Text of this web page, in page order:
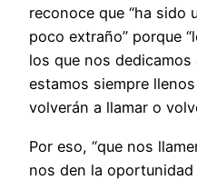
reconoce que “ha sido
poco extraño” porque
los que nos dedicamos
estamos siempre
volverán a llamar o
Por eso, “que nos
nos den la